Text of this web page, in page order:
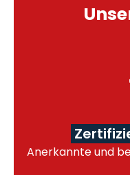
Anerkannte und